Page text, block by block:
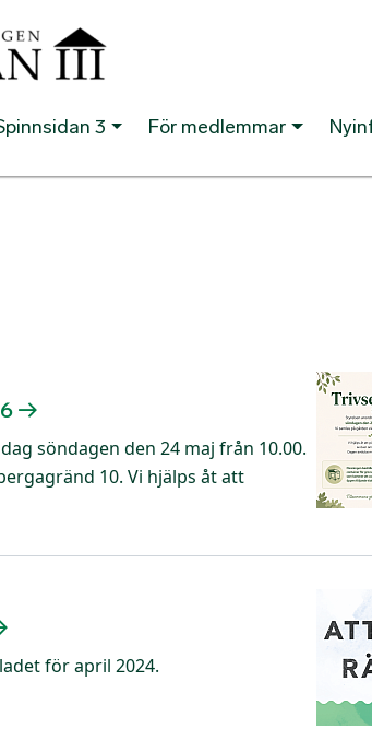
3 För medlemmar
söndagen den 24 maj från 10.00.
10. Vi hjälps åt att
för april 2024.